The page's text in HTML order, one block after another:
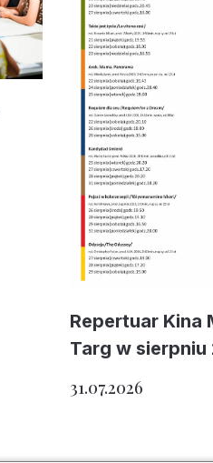
Repertuar Kina
Targ w sierpniu
31.07.2026